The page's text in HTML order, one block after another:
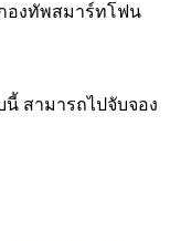
องทัพสมาร์ทโฟน
สามารถไปจับจอง